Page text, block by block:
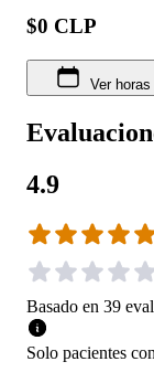
$0 CLP
Ver horas
4.9
Basado en 39
Solo pacientes